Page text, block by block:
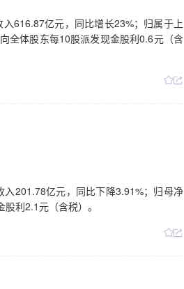
616.87亿元，同比增长23%；归属于上
全体股东每10股派发现金股利0.6元（含
201.78亿元，同比下降3.91%；归母净
利2.1元（含税）。